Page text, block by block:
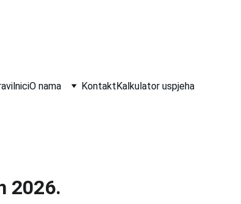
O nama KontaktKalkulator uspjeha
2026.